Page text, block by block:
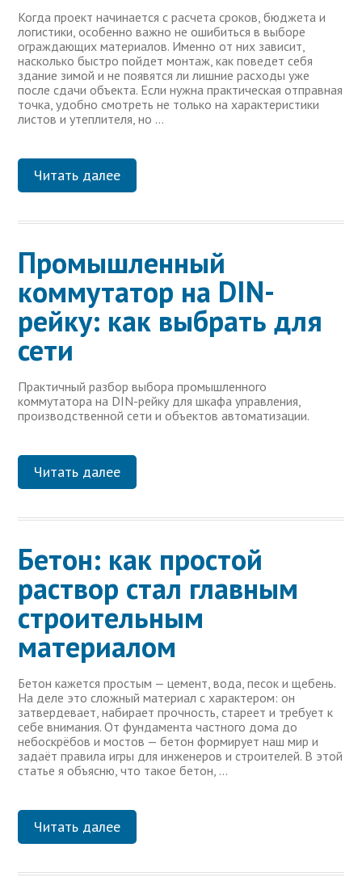
Когда проект начинается с расчета сроков, бюджета и
логистики, особенно важно не ошибиться в выборе
ограждающих материалов. Именно от них зависит,
насколько быстро пойдет монтаж, как поведет себя
здание зимой и не появятся ли лишние расходы уже
после сдачи объекта. Если нужна практическая отправная
точка, удобно смотреть не только на характеристики
листов и утеплителя, но …
Читать далее
Промышленный
коммутатор на DIN-
рейку: как выбрать для
сети
Практичный разбор выбора промышленного
коммутатора на DIN-рейку для шкафа управления,
производственной сети и объектов автоматизации.
Читать далее
Бетон: как простой
раствор стал главным
строительным
материалом
Бетон кажется простым — цемент, вода, песок и щебень.
На деле это сложный материал с характером: он
затвердевает, набирает прочность, стареет и требует к
себе внимания. От фундамента частного дома до
небоскрёбов и мостов — бетон формирует наш мир и
задаёт правила игры для инженеров и строителей. В этой
статье я объясню, что такое бетон, …
Читать далее